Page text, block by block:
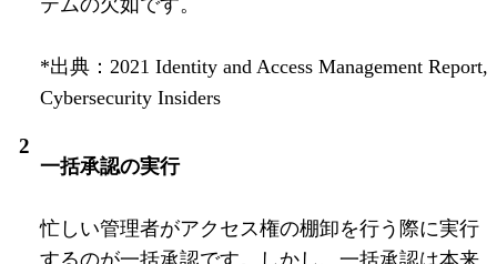
*出典：2021 Identity and Access Management Report,
Cybersecurity Insiders
一括承認の実行
忙しい管理者がアクセス権の棚卸を行う際に実行
するのが一括承認です。しかし、一括承認は本来